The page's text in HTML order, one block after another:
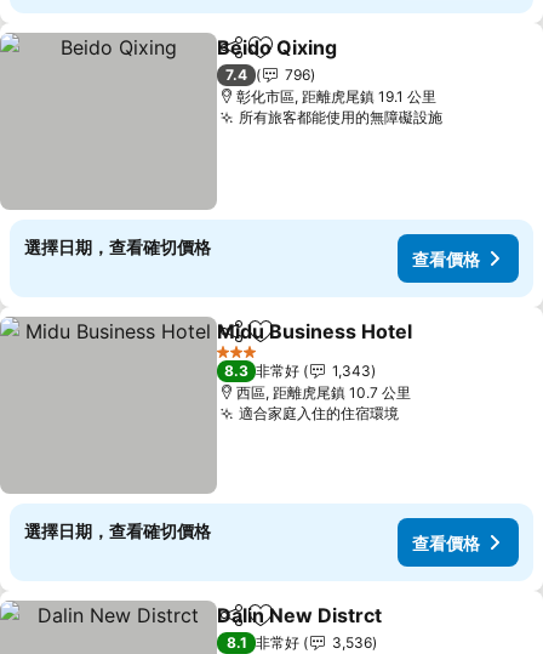
分享 加入我的最愛
Beido Qixing
7.4
796
彰化市區, 距離虎尾鎮 19.1 公里
所有旅客都能使用的無障礙設施查看價格
選擇日期，查看確切價格
查看價格
分享 加入我的最愛
Midu Business Hotel
3 星級
8.3 非常好
1,343
西區, 距離虎尾鎮 10.7 公里
適合家庭入住的住宿環境查看價格
選擇日期，查看確切價格
查看價格
分享 加入我的最愛
Dalin New Distrct
8.1 非常好
3,536